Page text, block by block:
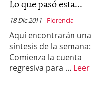
Lo que pasó esta...
18 Dic 2011 Florencia
Aquí encontrarán una
síntesis de la semana:
Comienza la cuenta
regresiva para … Leer